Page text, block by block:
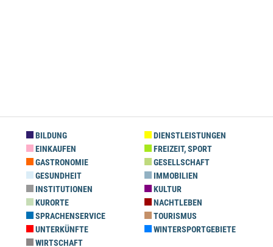
BILDUNG
DIENSTLEISTUNGEN
EINKAUFEN
FREIZEIT, SPORT
GASTRONOMIE
GESELLSCHAFT
GESUNDHEIT
IMMOBILIEN
INSTITUTIONEN
KULTUR
KURORTE
NACHTLEBEN
SPRACHENSERVICE
TOURISMUS
UNTERKÜNFTE
WINTERSPORTGEBIETE
WIRTSCHAFT